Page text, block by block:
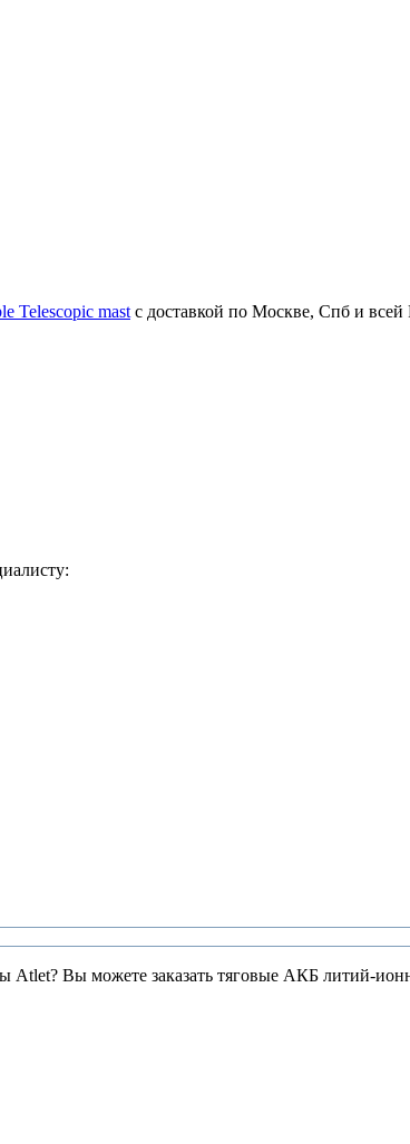
Telescopic mast с доставкой по Москве, Спб и
Atlet? Вы можете заказать тяговые АКБ литий-